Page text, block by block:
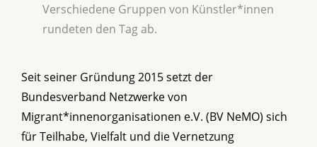
Verschiedene Gruppen von Künstler*innen
rundeten den Tag ab.
Seit seiner Gründung 2015 setzt der
Bundesverband Netzwerke von
Migrant*innenorganisationen e.V. (BV NeMO) sich
für Teilhabe, Vielfalt und die Vernetzung